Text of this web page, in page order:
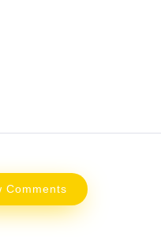
Comments